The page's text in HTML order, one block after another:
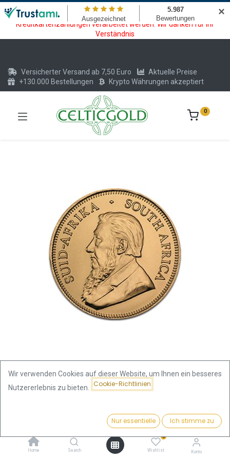
Wartungsarbeiten am Kreditkarten und Krypto Bezahlmodul. In der
Zeit vom 20.07. - 09.08.2026 können keine Krypto oder
Kreditkartenzahlungen verarbeitet werden. Wir danken für Ihr
Verständnis
3.756,57€ Kaufen
Home Search
0
Wishlist Konto
Versicherter Versand ab 7,50 Euro
Aktuelle Preise
+130.000 Bestellungen
Krypto Währungen akzeptiert
0
Krügerrand 1oz Goldmünze 2003
Dieses Produkt ist nicht mehr erhältlich.
Wir verwenden Cookies auf dieser Website, um Ihnen ein besseres
Nutzererlebnis zu bieten.
Cookie-Richtlinien
Nur essentielle Ich stimme zu
✕